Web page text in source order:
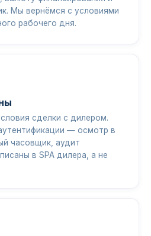
Мы вернёмся с условиями
рабочего дня.
сделки с дилером.
— осмотр в
часовщик, аудит
в SPA дилера, а не